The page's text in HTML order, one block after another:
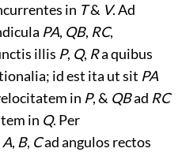
in T& V. Ad
PA, QB, RC,
illis P, Q, Ra quibus
id est ita ut sit PA
in P, & QBad RC
in Q. Per
A, B, Cad angulos rectos